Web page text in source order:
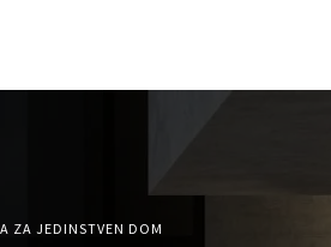
ZA JEDINSTVEN DOM